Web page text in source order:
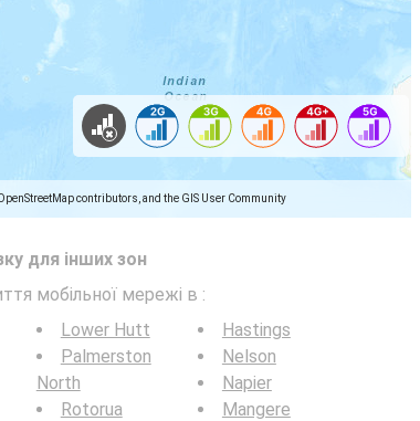
contributors, and the GIS User Community
для інших зон
мобільної мережі в :
Lower Hutt
Palmerston
North
Rotorua
Hastings
Nelson
Napier
Mangere